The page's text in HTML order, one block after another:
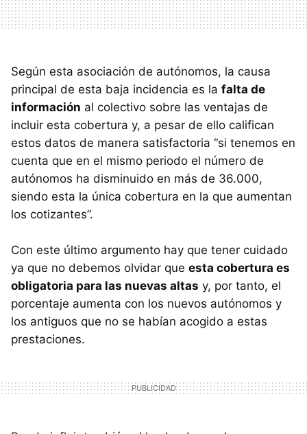
Según esta asociación de autónomos, la causa
principal de esta baja incidencia es la falta de
información al colectivo sobre las ventajas de
incluir esta cobertura y, a pesar de ello califican
estos datos de manera satisfactoria “si tenemos en
cuenta que en el mismo periodo el número de
autónomos ha disminuido en más de 36.000,
siendo esta la única cobertura en la que aumentan
los cotizantes”.
Con este último argumento hay que tener cuidado
ya que no debemos olvidar que esta cobertura es
obligatoria para las nuevas altas y, por tanto, el
porcentaje aumenta con los nuevos autónomos y
los antiguos que no se habían acogido a estas
prestaciones.